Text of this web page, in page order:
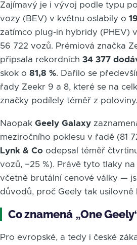
Zajímavý je i vývoj podle typu
vozy (BEV) v květnu oslabily o
zatímco plug-in hybridy (PHEV)
56 722 vozů. Prémiová značka
připsala rekordních 34 377
skok o 81,8 %. Dařilo se
řady Zeekr 9 a 8, které se na
značky podílely téměř z poloviny.
Naopak Geely Galaxy
meziročního poklesu v řadě (81
Lynk & Co odepsal téměř
vozů, −25 %). Právě tyto tlaky
včetně brutální cenové války —
důvodů, proč Geely tak usilovně
Co znamená „One
Pro evropské, a tedy i české